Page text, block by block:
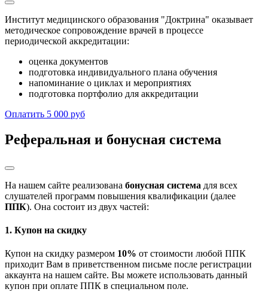
Институт медицинского образования "Доктрина" оказывает
методическое сопровождение врачей в процессе
периодической аккредитации:
оценка документов
подготовка индивидуального плана обучения
напоминание о циклах и мероприятиях
подготовка портфолио для аккредитации
Оплатить 5 000 руб
Реферальная и бонусная система
На нашем сайте реализована бонусная система для всех
слушателей программ повышения квалификации (далее
ППК). Она состоит из двух частей:
1. Купон на скидку
Купон на скидку размером 10% от стоимости любой ППК
приходит Вам в приветственном письме после регистрации
аккаунта на нашем сайте. Вы можете использовать данный
купон при оплате ППК в специальном поле.